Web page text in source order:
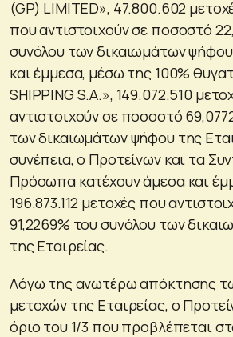
(GP) LIMITED», 47.800.602
που αντιστοιχούν σε ποσοστό
συνόλου των δικαιωμάτων
και έμμεσα, μέσω της 100%
SHIPPING S.A.», 149.072.510
αντιστοιχούν σε ποσοστό
των δικαιωμάτων ψήφου της
συνέπεια, ο Προτείνων και τα
Πρόσωπα κατέχουν άμεσα και
196.873.112 μετοχές που
91,2269% του συνόλου των
της Εταιρείας.
Λόγω της ανωτέρω απόκτησης
μετοχών της Εταιρείας, ο
όριο του 1/3 που προβλέπεται